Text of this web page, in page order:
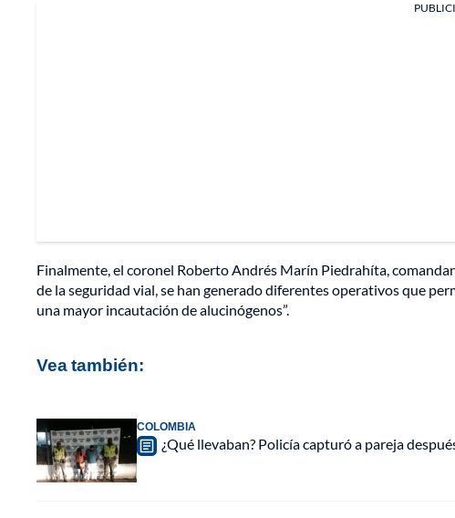
Finalmente, el coronel Roberto Andrés Marín Piedrahíta,
de la seguridad vial, se han generado diferentes operativos que
una mayor incautación de alucinógenos”.
Vea también:
COLOMBIA
¿Qué llevaban? Policía capturó a pareja